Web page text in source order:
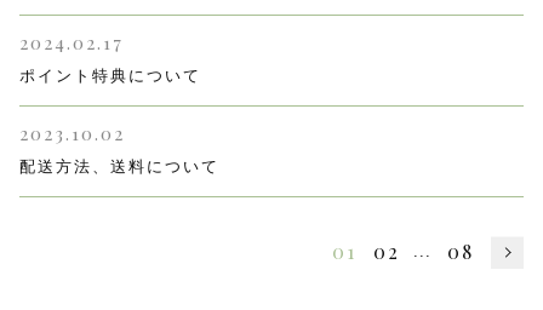
2024.02.17
ポイント特典について
2023.10.02
配送方法、送料について
01 02 ... 08